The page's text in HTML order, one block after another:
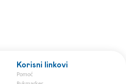
Korisni linkovi
Pomoć